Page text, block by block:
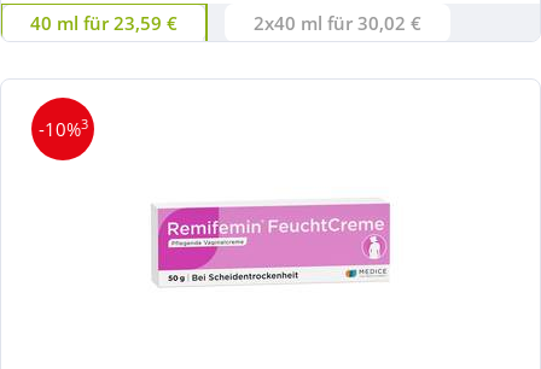
40 ml für 23,59 € 2x40 ml für 30,02 €
-10%3